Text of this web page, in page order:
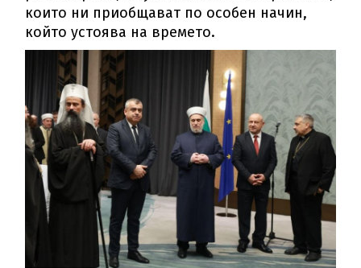
които ни приобщават по особен начин,
който устоява на времето.